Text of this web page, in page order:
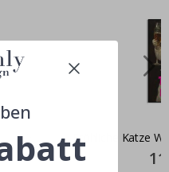
Fröhliche Katze